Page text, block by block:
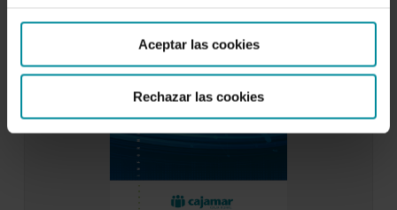
Aceptar las cookies
Rechazar las cookies